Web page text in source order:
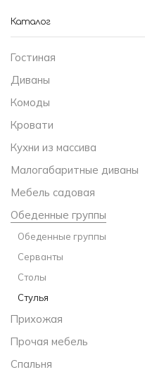
Каталог
Гостиная
Диваны
Комоды
Кровати
Кухни из массива
Малогабаритные диваны
Мебель садовая
Обеденные группы
Обеденные группы
Серванты
Столы
Стулья
Прихожая
Прочая мебель
Спальня